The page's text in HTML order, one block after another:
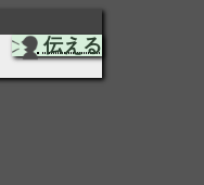
伝える